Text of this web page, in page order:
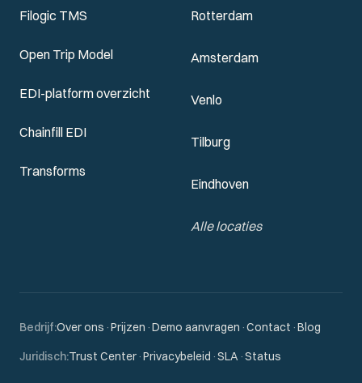
Filogic TMS
Open Trip Model
EDI-platform overzicht
Chainfill EDI
Transforms
Rotterdam
Amsterdam
Venlo
Tilburg
Eindhoven
Alle locaties
Bedrijf:Over ons ·Prijzen ·Demo aanvragen ·Contact ·Blog
Juridisch:Trust Center·Privacybeleid ·SLA ·Status